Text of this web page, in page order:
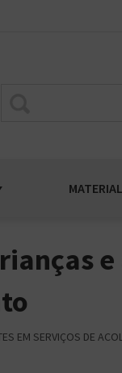
EM SERVIÇOS DE